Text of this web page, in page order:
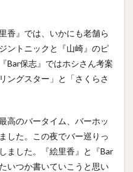
香』では、いかにも老舗ら
ントニックと『山崎』のピ
Bar保志』ではホシさん考案
ングスター」と「さくらさ
高のバータイム、バーホッ
した。この夜でバー巡りっ
ました。『絵里香』と『Bar
いつか書いていこうと思い